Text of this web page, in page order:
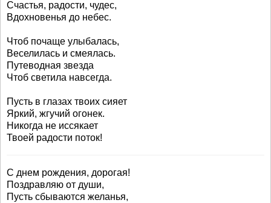
Счастья, радости, чудес,
Вдохновенья до небес.
Чтоб почаще улыбалась,
Веселилась и смеялась.
Путеводная звезда
Чтоб светила навсегда.
Пусть в глазах твоих сияет
Яркий, жгучий огонек.
Никогда не иссякает
Твоей радости поток!
С днем рождения, дорогая!
Поздравляю от души,
Пусть сбываются желанья,